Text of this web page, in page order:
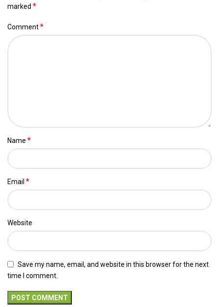
marked *
Comment*
Name *
Email *
Website
Save my name, email, and website in this browser for the next
time I comment.